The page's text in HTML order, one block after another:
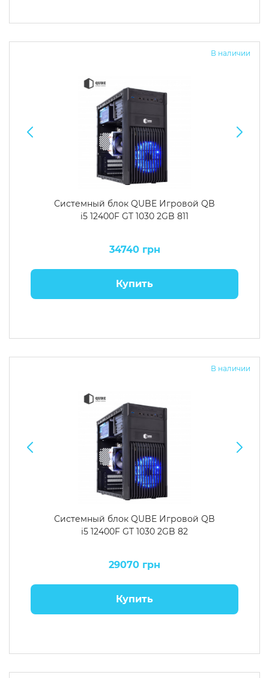
В наличии
Системный блок QUBE Игровой QB
i5 12400F GT 1030 2GB 811
34740 грн
Купить
В наличии
Системный блок QUBE Игровой QB
i5 12400F GT 1030 2GB 82
29070 грн
Купить